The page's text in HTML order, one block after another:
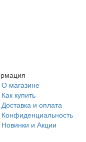
О магазине
Как купить
Доставка и оплата
Конфиденциальность
Новинки и Акции